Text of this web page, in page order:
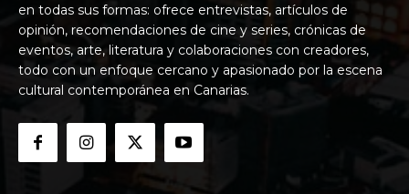
en todas sus formas: ofrece entrevistas, artículos de
opinión, recomendaciones de cine y series, crónicas de
eventos, arte, literatura y colaboraciones con creadores,
todo con un enfoque cercano y apasionado por la escena
cultural contemporánea en Canarias.